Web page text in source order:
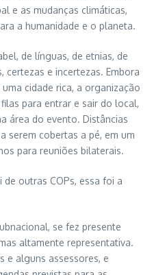
e as mudanças climáticas,
a humanidade e o planeta.
de línguas, de etnias, de
certezas e incertezas. Embora
cidade rica, a organização
para entrar e sair do local,
área do evento. Distâncias
serem cobertas a pé, em um
para reuniões bilaterais.
de outras COPs, essa foi a
se fez presente
altamente representativa.
e alguns assessores, e